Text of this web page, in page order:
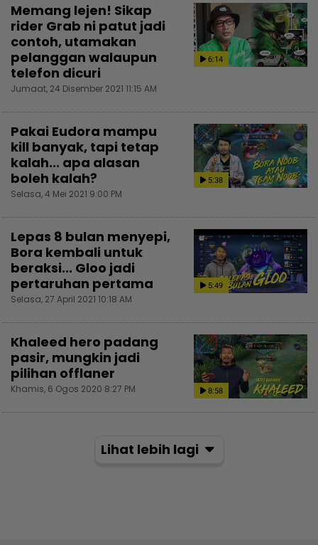
6:14
Memang lejen! Sikap
rider Grab ni patut jadi
contoh, utamakan
pelanggan walaupun
telefon dicuri
Jumaat, 24 Disember 2021 11:15 AM
5:38
Pakai Eudora mampu
kill banyak, tapi tetap
kalah... apa alasan
boleh kalah?
Selasa, 4 Mei 2021 9:00 PM
5:49
Lepas 8 bulan menyepi,
Bora kembali untuk
beraksi... Gloo jadi
pertaruhan pertama
Selasa, 27 April 2021 10:18 AM
8:58
Khaleed hero padang
pasir, mungkin jadi
pilihan offlaner
Khamis, 6 Ogos 2020 8:27 PM
Lihat lebih lagi